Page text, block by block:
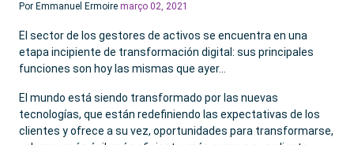
Por Emmanuel Ermoire março 02, 2021
El sector de los gestores de activos se encuentra en una
etapa incipiente de transformación digital: sus principales
funciones son hoy las mismas que ayer…
El mundo está siendo transformado por las nuevas
tecnologías, que están redefiniendo las expectativas de los
clientes y ofrece a su vez, oportunidades para transformarse,